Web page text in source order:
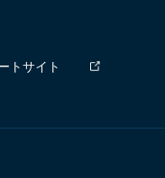
トサイト